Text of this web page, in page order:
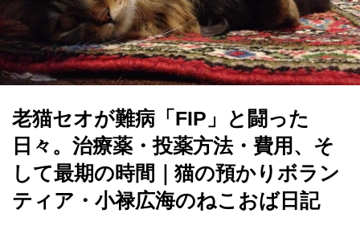
老猫セオが難病「FIP」と闘った
日々。治療薬・投薬方法・費用、そ
して最期の時間｜猫の預かりボラン
ティア・小禄広海のねこおば日記